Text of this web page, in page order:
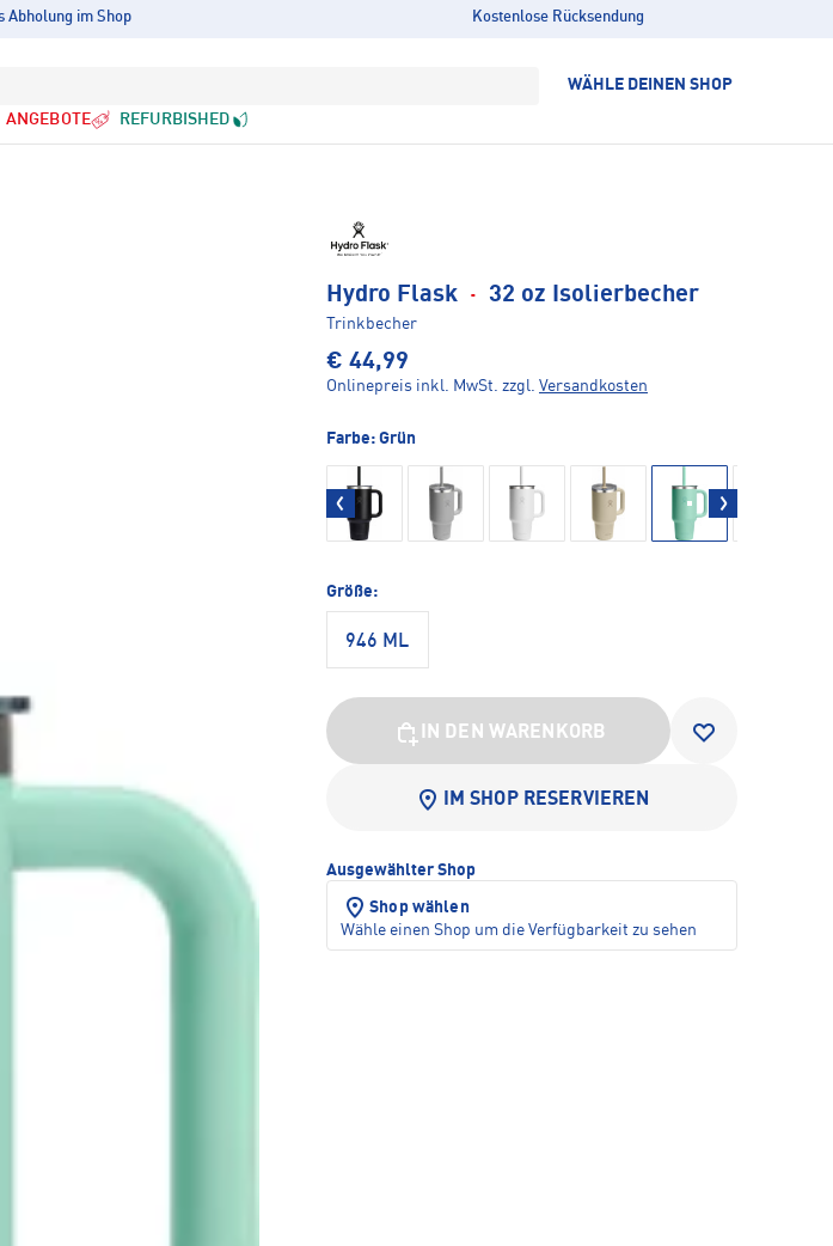
Abholung im Shop Kostenlose Rücksendung
WÄHLE DEINEN SHOP
ANGEBOTE REFURBISHED
Hydro Flask · 32 oz Isolierbecher
Trinkbecher
€ 44,99
Onlinepreis inkl. MwSt. zzgl. Versandkosten
Farbe: Grün
Größe:
946 ML
IN DEN WARENKORB
IM SHOP RESERVIEREN
Ausgewählter Shop
Shop wählen
Wähle einen Shop um die Verfügbarkeit zu sehen